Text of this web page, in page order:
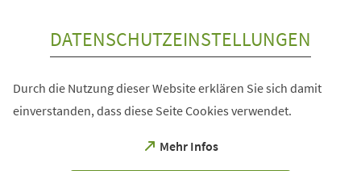
DATENSCHUTZEINSTELLUNGEN
Durch die Nutzung dieser Website erklären Sie sich damit
einverstanden, dass diese Seite Cookies verwendet.
Mehr Infos
(Öffnet